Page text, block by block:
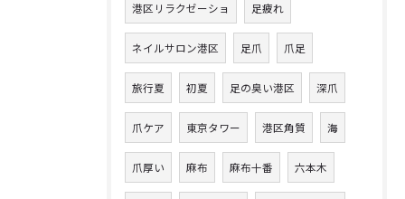
港区リラクゼーショ 足疲れ
ネイルサロン港区 足爪 爪足
旅行夏 初夏 足の臭い港区 深爪
爪ケア 東京タワー 港区角質 海
爪厚い 麻布 麻布十番 六本木